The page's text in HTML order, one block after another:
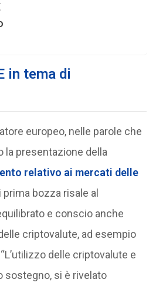
in tema di
europeo, nelle parole che
la presentazione della
relativo ai mercati delle
prima bozza risale al
e conscio anche
criptovalute, ad esempio
delle criptovalute e
sostegno, si è rivelato